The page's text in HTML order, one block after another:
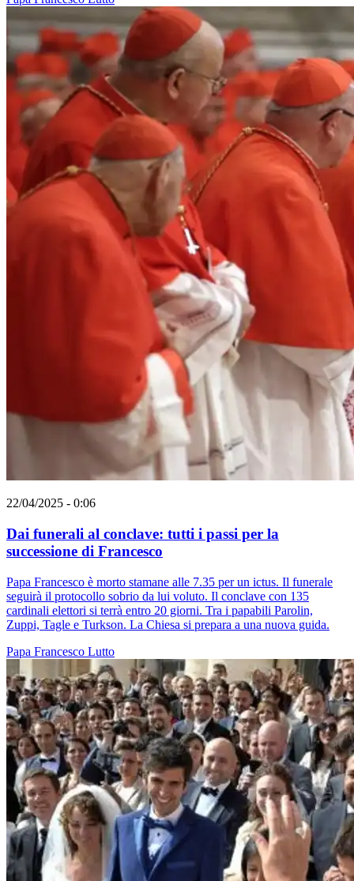
22/04/2025 - 0:06
Dai funerali al conclave: tutti i passi per la
successione di Francesco
Papa Francesco è morto stamane alle 7.35 per un ictus. Il funerale
seguirà il protocollo sobrio da lui voluto. Il conclave con 135
cardinali elettori si terrà entro 20 giorni. Tra i papabili Parolin,
Zuppi, Tagle e Turkson. La Chiesa si prepara a una nuova guida.
Papa Francesco Lutto